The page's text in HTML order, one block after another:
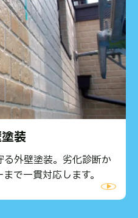
装
外壁塗装。劣化診断か
で一貫対応します。